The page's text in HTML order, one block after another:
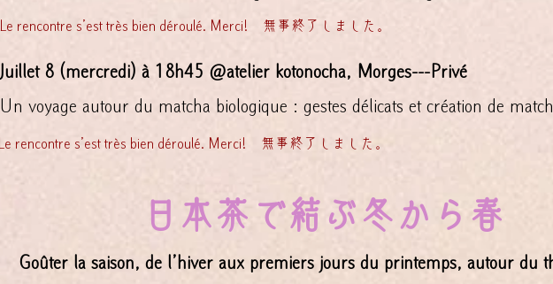
Le rencontre s’est très bien déroulé. Merci! 無事終了しました。
Juillet8 (mercredi) à 18h45 @atelier kotonocha, Morges---Privé
Un voyage autour du matcha biologique : gestes délicats et création de
Le rencontre s’est très bien déroulé. Merci! 無事終了しました。
日本茶で結ぶ冬から春
Goûter la saison, de l’hiver aux premiers jours du printemps, autour du